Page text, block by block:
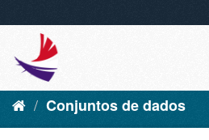
Conjuntos de dados